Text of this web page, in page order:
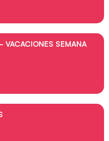
VACACIONES SEMANA